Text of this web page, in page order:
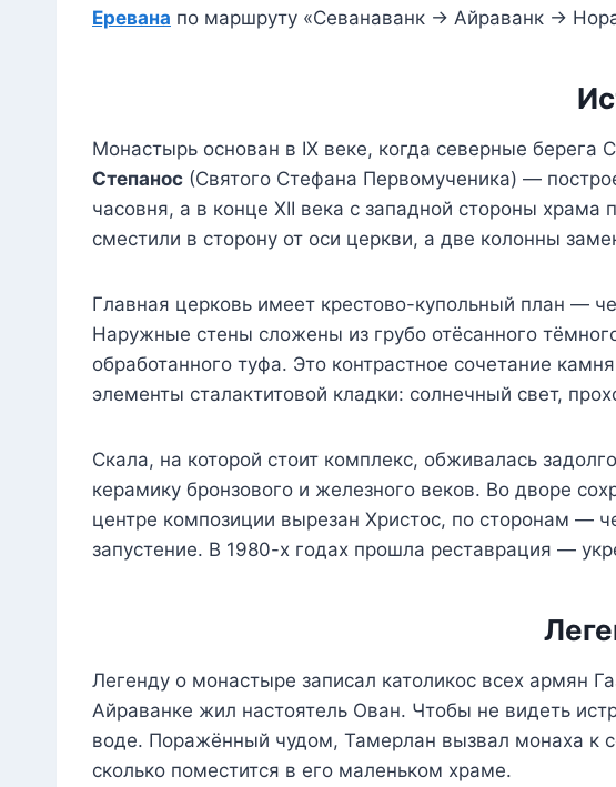
Еревана по маршруту «Севанаванк → Айраванк →
Монастырь основан в IX веке, когда северные
Степанос (Святого Стефана Первомученика) —
часовня, а в конце XII века с западной стороны храма
сместили в сторону от оси церкви, а две колонны
Главная церковь имеет крестово-купольный план —
Наружные стены сложены из грубо отёсанного
обработанного туфа. Это контрастное сочетание
элементы сталактитовой кладки: солнечный свет,
Скала, на которой стоит комплекс, обживалась
керамику бронзового и железного веков. Во дворе
центре композиции вырезан Христос, по сторонам —
запустение. В 1980-х годах прошла реставрация —
Легенду о монастыре записал католикос всех армян
Айраванке жил настоятель Ован. Чтобы не видеть
воде. Поражённый чудом, Тамерлан вызвал монаха к
сколько поместится в его маленьком храме.